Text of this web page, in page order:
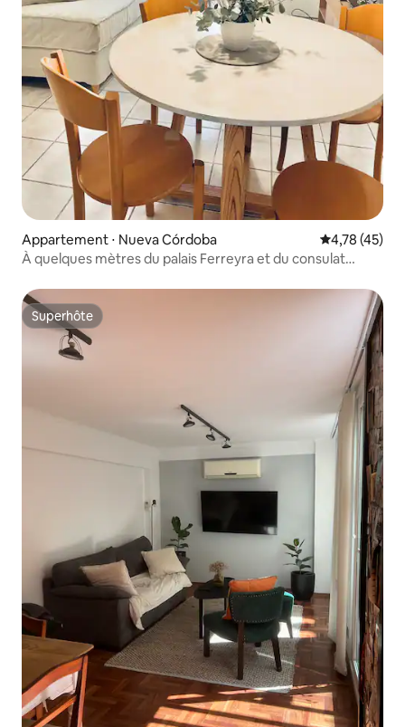
Appartement ⋅ Nueva Córdoba Évaluation
4,78 (45)
À quelques mètres du palais Ferreyra et du consulat
Superhôte
Superhôte